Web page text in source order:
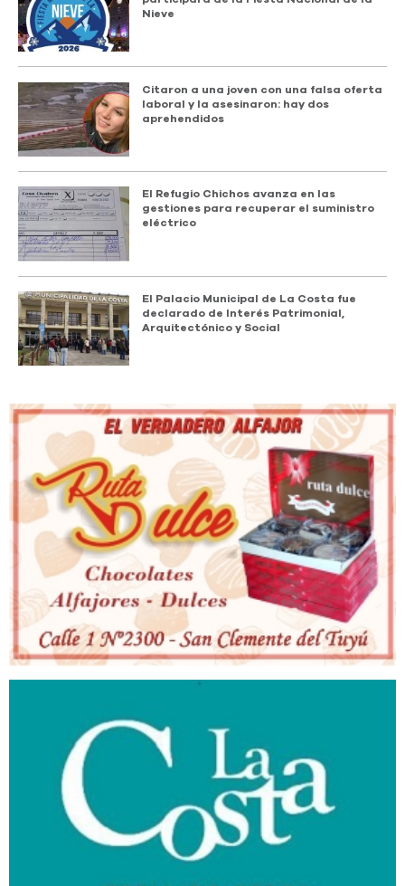
Nieve
Citaron a una joven con una falsa oferta
laboral y la asesinaron: hay dos
aprehendidos
El Refugio Chichos avanza en las
gestiones para recuperar el suministro
eléctrico
El Palacio Municipal de La Costa fue
declarado de Interés Patrimonial,
Arquitectónico y Social